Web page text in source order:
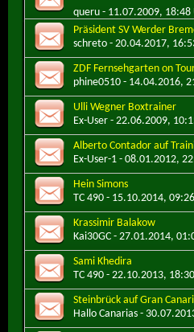
queru - 11.07.2009, 18:48
Präsident SV Werder
schreto - 20.04.2017,
ZDF Fernsehgarten on
phine0510 - 14.04.2016,
Ulli Wegner Boxtrainer
Ex-User - 22.06.2009,
Alberto Contador auf
Ex-User-1 - 08.01.2012,
Hein Simons
TC 490 - 15.10.2014,
Krassimir Balakow
Kai30GC - 27.01.2014,
Sami Khedira
TC 490 - 22.10.2013,
Steinbrück auf Gran
Hallo Canarias -